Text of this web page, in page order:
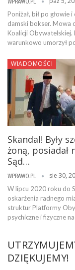
Poniżał, bił po głowie
damski bokser. Mowa
Koalicji Obywatelskiej.
warunkowo umorzył
WIADOMOŚCI
Skandal! Były
żoną,
Sąd…
WPRAWO.PL sie 30,
W lipcu 2020 roku do
oskarżenia radnego
struktur Platformy
psychiczne i fizyczne
DZIĘKUJEMY!